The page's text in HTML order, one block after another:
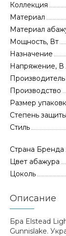
Коллекция
Материал
Материал
Мощность, Вт
Назначение
Напряжение, В
Производитель
Производство
Размер
Степень защиты
Стиль
Страна Бренда
Цвет абажура
Цоколь
Описание
Бра Elstead
Gunnislake.